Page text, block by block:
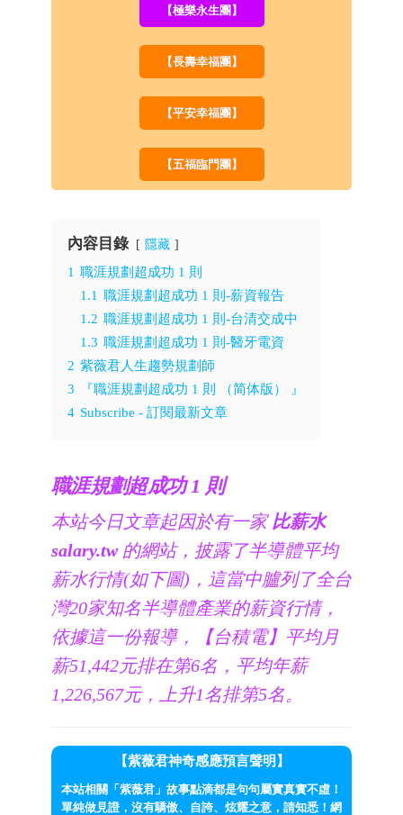
【極樂永生團】
【長壽幸福團】
【平安幸福團】
【五福臨門團】
內容目錄 隱藏
1 職涯規劃超成功 1 則
1.1 職涯規劃超成功 1 則-薪資報告
1.2 職涯規劃超成功 1 則-台清交成中
1.3 職涯規劃超成功 1 則-醫牙電資
2 紫薇君人生趨勢規劃師
3
『職涯規劃超成功 1 則 （简体版） 』
4 Subscribe - 訂閱最新文章
職涯規劃超成功 1 則
本站今日文章起因於有一家 比薪水
salary.tw的網站，披露了半導體平均
薪水行情(如下圖)，這當中臚列了全台
灣20家知名半導體產業的薪資行情，
依據這一份報導，【台積電】平均月
薪51,442元排在第6名，平均年薪
1,226,567元，上升1名排第5名。
【紫薇君神奇感應預言聲明】
本站相關「紫薇君」故事點滴都是句句屬實真實不虛！
單純做見證，沒有驕傲、自誇、炫耀之意，請知悉！網